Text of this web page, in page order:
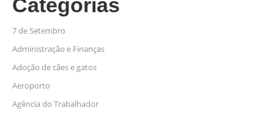
Categorias
7 de Setembro
Administração e Finanças
Adoção de cães e gatos
Aeroporto
Agência do Trabalhador